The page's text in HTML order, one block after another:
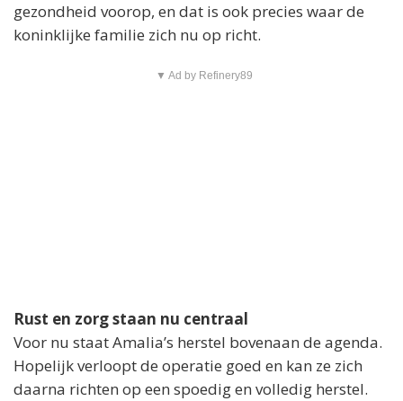
gezondheid voorop, en dat is ook precies waar de
koninklijke familie zich nu op richt.
▼ Ad by Refinery89
Rust en zorg staan nu centraal
Voor nu staat Amalia’s herstel bovenaan de agenda.
Hopelijk verloopt de operatie goed en kan ze zich
daarna richten op een spoedig en volledig herstel.